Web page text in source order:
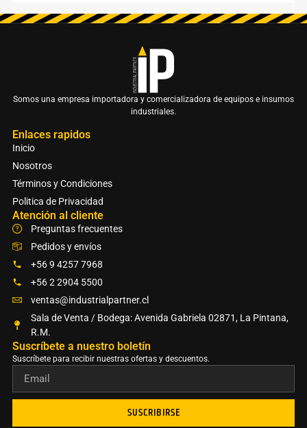
Somos una empresa importadora y comercializadora de equipos e insumos
industriales.
Enlaces rapidos
Inicio
Nosotros
Términos y Condiciones
Politica de Privacidad
Atención al cliente
Preguntas frecuentes
Pedidos y envíos
+56 9 4257 7968
+56 2 2904 5500
ventas@industrialpartner.cl
Sala de Venta / Bodega: Avenida Gabriela 02871, La Pintana,
R.M.
Suscríbete a nuestro boletín​
Suscríbete para recibir nuestras ofertas y descuentos.
SUSCRIBIRSE